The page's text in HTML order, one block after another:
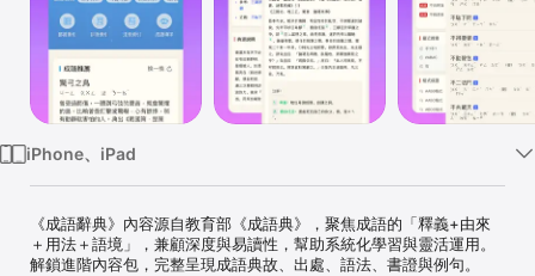
iPhone、iPad
《成語辭典》內容源自教育部《成語典》，聚焦成語的「釋義+由來
＋用法＋語境」，兼顧深度與易讀性，幫助系統化學習與靈活運用。
解鎖進階內容包，完整呈現成語典故、出處、語法、書證與例句。